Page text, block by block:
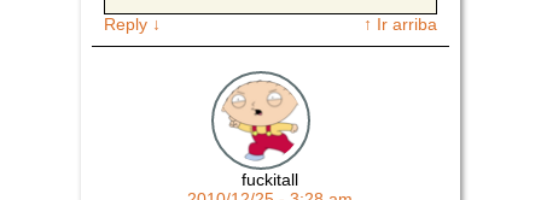
Reply ↓ ↑ Ir arriba
fuckitall